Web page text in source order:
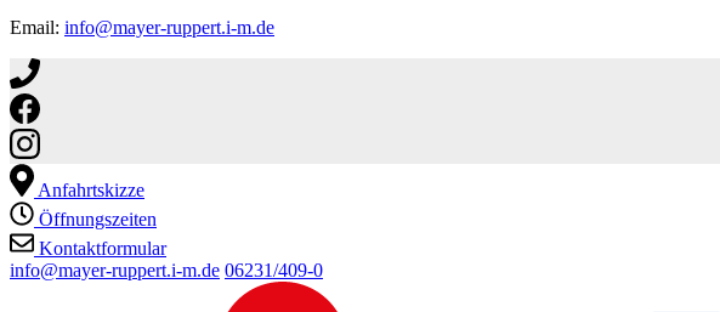
Email: info@mayer-ruppert.i-m.de
Anfahrtskizze
Öffnungszeiten
Kontaktformular
info@mayer-ruppert.i-m.de 06231/409-0